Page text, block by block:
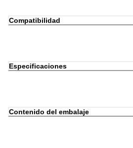
Compatibilidad
Especificaciones
Contenido del embalaje